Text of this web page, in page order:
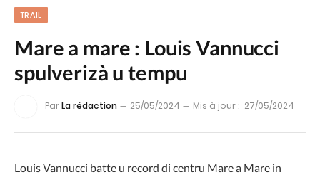
TRAIL
Mare a mare : Louis Vannucci
spulverizà u tempu
ParLa rédaction 25/05/2024 Mis à jour : 27/05/2024
Louis Vannucci batte u record di centru Mare a Mare in